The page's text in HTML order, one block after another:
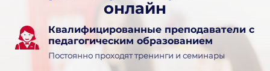
онлайн
Квалифицированные преподаватели с
педагогическим образованием
Постоянно проходят тренинги и семинары